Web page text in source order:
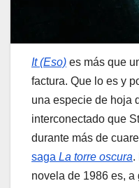
It (Eso) es más que
factura. Que lo es y
una especie de hoja
interconectado que
durante más de
saga La torre oscura.
novela de 1986 es, a